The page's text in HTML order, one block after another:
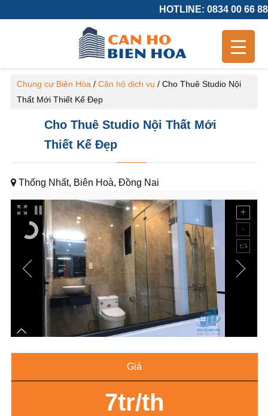
HOTLINE: 0834 00 66 88
Chung cư Biên Hòa / Căn hộ dịch vụ / Cho Thuê Studio Nội
Thất Mới Thiết Kế Đẹp
Cho Thuê Studio Nội Thất Mới
Thiết Kế Đẹp
Thống Nhất, Biên Hoà, Đồng Nai
Giá
7tr/th